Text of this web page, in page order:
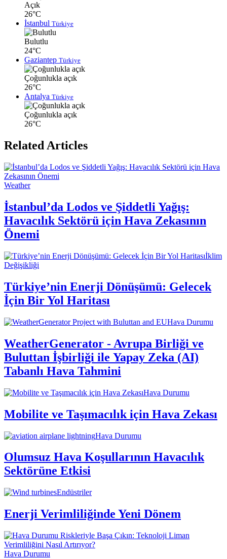
Açık
26°C
İstanbul Türkiye
Bulutlu
24°C
Gaziantep Türkiye
Çoğunlukla açık
26°C
Antalya Türkiye
Çoğunlukla açık
26°C
Related Articles
Weather
İstanbul’da Lodos ve Şiddetli Yağış:
Havacılık Sektörü için Hava Zekasının
Önemi
İklim
Değişikliği
Türkiye’nin Enerji Dönüşümü: Gelecek
İçin Bir Yol Haritası
Hava Durumu
WeatherGenerator - Avrupa Birliği ve
Buluttan İşbirliği ile Yapay Zeka (AI)
Tabanlı Hava Tahmini
Hava Durumu
Mobilite ve Taşımacılık için Hava Zekası
Hava Durumu
Olumsuz Hava Koşullarının Havacılık
Sektörüne Etkisi
Endüstriler
Enerji Verimliliğinde Yeni Dönem
Hava Durumu